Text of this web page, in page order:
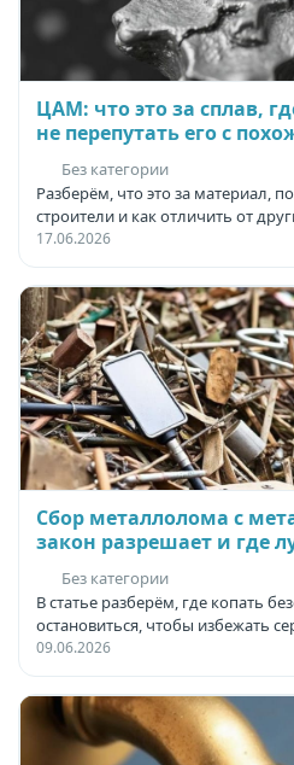
ЦАМ: что это за сплав,
не перепутать его с
Без категории
Разберём, что это за материал,
строители и как отличить от
17.06.2026
Сбор металлолома с
закон разрешает и где
Без категории
В статье разберём, где копать
остановиться, чтобы избежать
09.06.2026